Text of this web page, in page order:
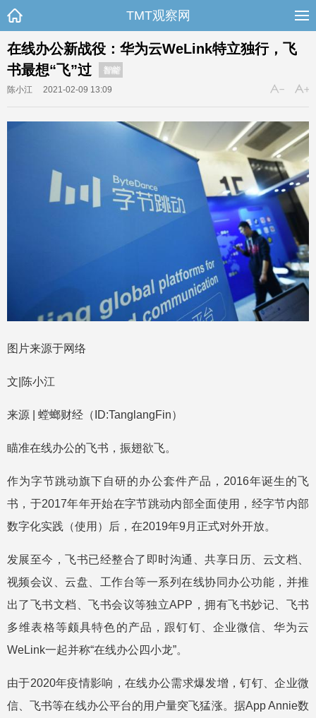
TMT观察网
在线办公新战役：华为云WeLink特立独行，飞
书最想“飞”过
智能
陈小江 2021-02-09 13:09
图片来源于网络
文|陈小江
来源 | 螳螂财经（ID:TanglangFin）
瞄准在线办公的飞书，振翅欲飞。
作为字节跳动旗下自研的办公套件产品，2016年诞生的飞
书，于2017年年开始在字节跳动内部全面使用，经字节内部
数字化实践（使用）后，在2019年9月正式对外开放。
发展至今，飞书已经整合了即时沟通、共享日历、云文档、
视频会议、云盘、工作台等一系列在线协同办公功能，并推
出了飞书文档、飞书会议等独立APP，拥有飞书妙记、飞书
多维表格等颇具特色的产品，跟钉钉、企业微信、华为云
WeLink一起并称“在线办公四小龙”。
由于2020年疫情影响，在线办公需求爆发增，钉钉、企业微
信、飞书等在线办公平台的用户量突飞猛涨。据App Annie数